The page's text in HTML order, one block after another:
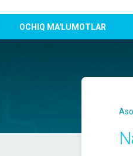
OCHIQ MA'LUMOTLAR